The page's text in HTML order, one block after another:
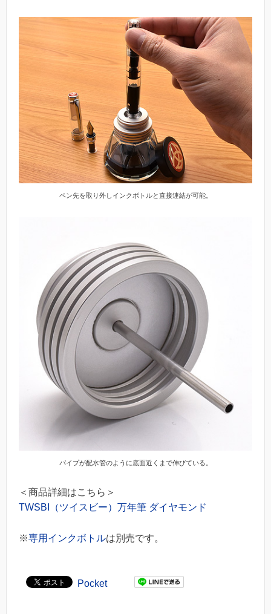
ペン先を取り外しインクボトルと直接連結が可能。
パイプが配水管のように底面近くまで伸びている。
＜商品詳細はこちら＞
TWSBI（ツイスビー）万年筆 ダイヤモンド
※専用インクボトルは別売です。
Pocket